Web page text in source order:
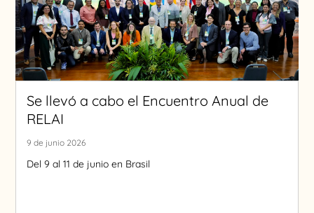
Se llevó a cabo el Encuentro Anual de
RELAI
9 de junio 2026
Del 9 al 11 de junio en Brasil